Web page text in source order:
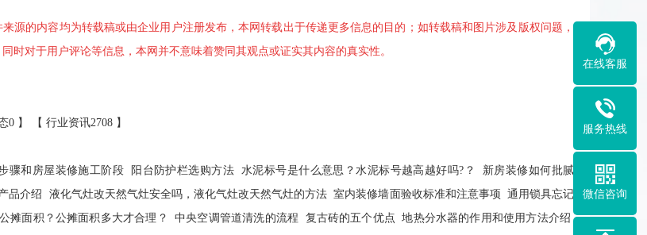
源的内容均为转载稿或由企业用户注册发布，本网转载出于传递更多信息的目的；如转载稿和图片涉及版权问题，
时对于用户评论等信息，本网并不意味着赞同其观点或证实其内容的真实性。
0 】 【 行业资讯2708 】
骤和房屋装修施工阶段 阳台防护栏选购方法 水泥标号是什么意思？水泥标号越高越好吗?？
新房装修如何批腻
品介绍 液化气灶改天然气灶安全吗，液化气灶改天然气灶的方法 室内装修墙面验收标准和注意事项 通用锁具忘记
摊面积？公摊面积多大才合理？ 中央空调管道清洗的流程 复古砖的五个优点
地热分水器的作用和使用方法介绍
在线客服
服务热线
微信咨询